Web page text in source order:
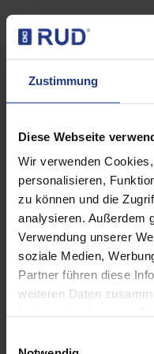
Zustimmung
Diese Webseite
Wir verwenden
personalisieren,
zu können und die
analysieren. Außerdem
Verwendung unserer
soziale Medien,
Partner führen diese
weiteren Daten
unserer
Anschlagpunkte